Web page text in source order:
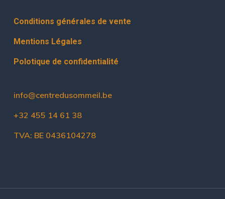
Conditions générales de vente
Mentions Légales
Polotique de confidentialité
info@centredusommeil.be
+32 455 14 61 38
TVA: BE 0436104278